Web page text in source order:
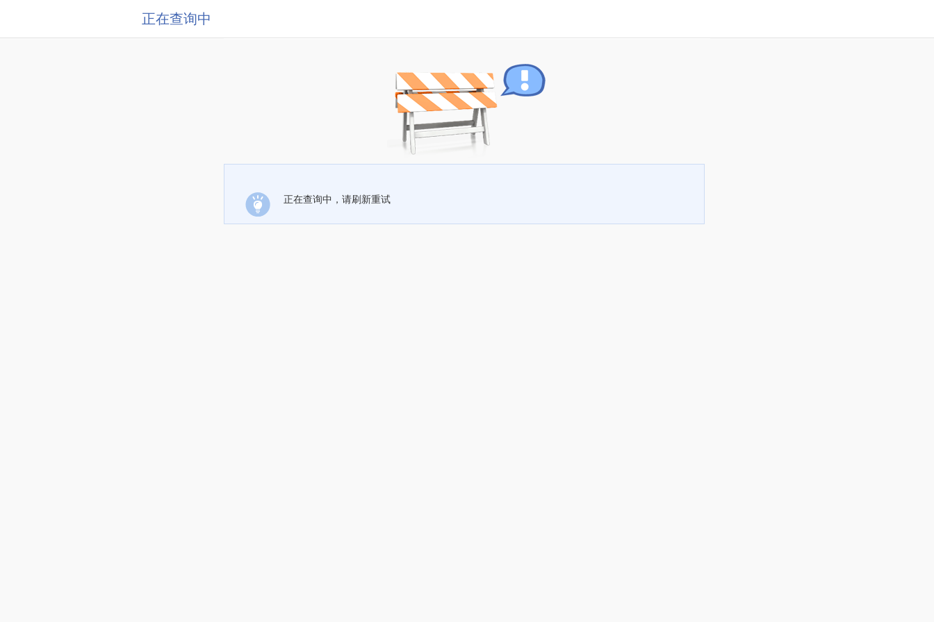
正在查询中
正在查询中，请刷新重试